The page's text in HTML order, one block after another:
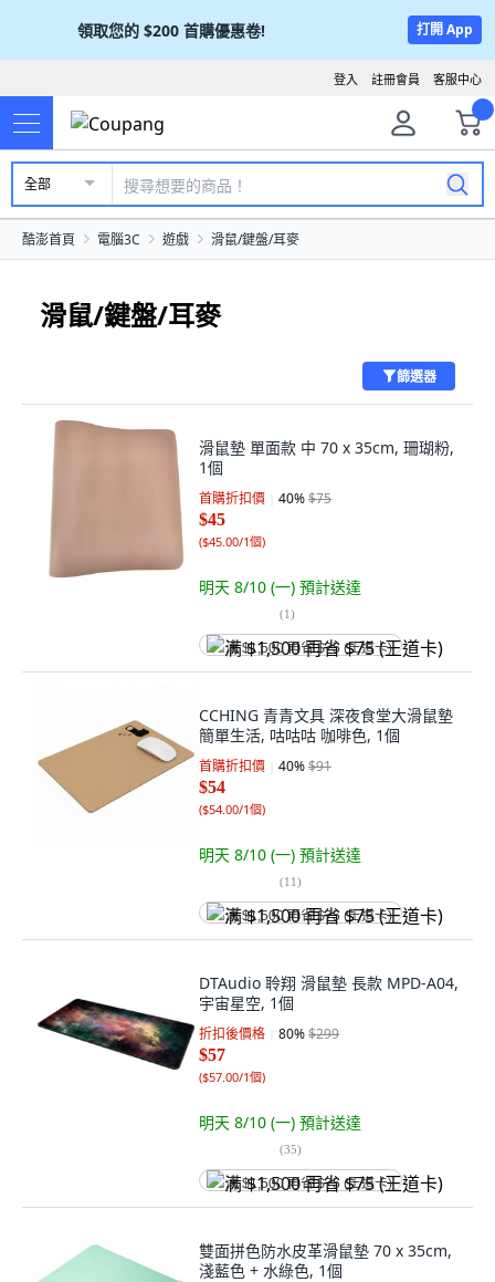
領取您的 $200 首購優惠卷! 打開 App
客服中心
註冊會員
登入
全部
酷澎首頁 電腦3C 遊戲 滑鼠/鍵盤/耳麥
滑鼠/鍵盤/耳麥
篩選器
滑鼠墊 單面款 中 70 x 35cm, 珊瑚粉,
1個
首購折扣價 40%$75
$45
($45.00/1個)
明天 8/10 (一) 預計送達
(1)
满 $1,500 再省 $75 (王道卡)
CCHING 青青文具 深夜食堂大滑鼠墊
簡單生活, 咕咕咕 咖啡色, 1個
首購折扣價 40%$91
$54
($54.00/1個)
明天 8/10 (一) 預計送達
(11)
满 $1,500 再省 $75 (王道卡)
DTAudio 聆翔 滑鼠墊 長款 MPD-A04,
宇宙星空, 1個
折扣後價格 80%$299
$57
($57.00/1個)
明天 8/10 (一) 預計送達
(35)
满 $1,500 再省 $75 (王道卡)
雙面拼色防水皮革滑鼠墊 70 x 35cm,
淺藍色 + 水綠色, 1個